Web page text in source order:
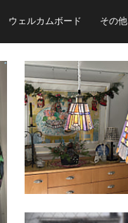
ウェルカムボード その他